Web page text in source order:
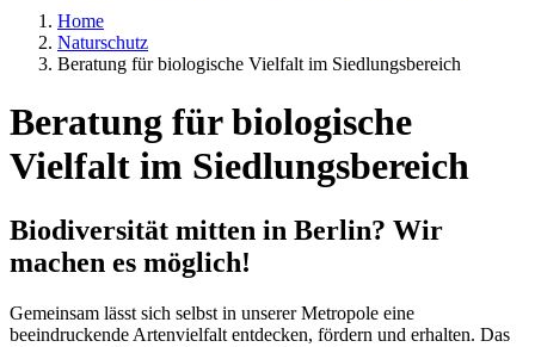
Home
Naturschutz
Beratung für biologische Vielfalt im Siedlungsbereich
Beratung für biologische
Vielfalt im Siedlungsbereich
Biodiversität mitten in Berlin? Wir
machen es möglich!
Gemeinsam lässt sich selbst in unserer Metropole eine
beeindruckende Artenvielfalt entdecken, fördern und erhalten. Das